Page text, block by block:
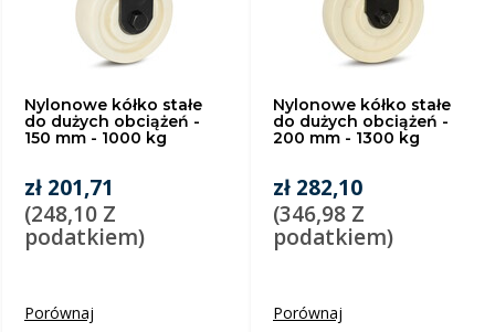
Nylonowe kółko stałe
do dużych obciążeń -
150 mm - 1000 kg
zł 201,71
(248,10 Z
podatkiem)
Porównaj
Nylonowe kółko stałe
do dużych obciążeń -
200 mm - 1300 kg
zł 282,10
(346,98 Z
podatkiem)
Porównaj